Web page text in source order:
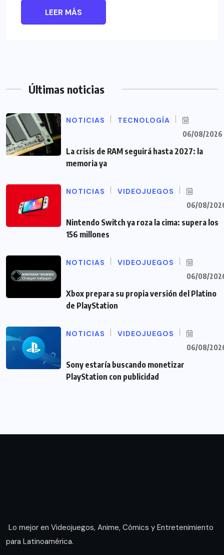
LEER MÁS
Últimas noticias
NOTICIAS TECNOLOGÍA
06/08/2026
La crisis de RAM seguirá hasta 2027: la
memoria ya
NOTICIAS VIDEOJUEGOS
06/08/
Nintendo Switch ya roza la cima: supera los
156 millones
NOTICIAS VIDEOJUEGOS
06/08/
Xbox prepara su propia versión del Platino
de PlayStation
NOTICIAS VIDEOJUEGOS
06/08/
Sony estaría buscando monetizar
PlayStation con publicidad
Lo mejor en Videojuegos, Anime, Cómics y Entretenimiento
para Latinoamérica.